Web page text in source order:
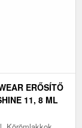
ERŐSÍTŐ
11, 8 ML